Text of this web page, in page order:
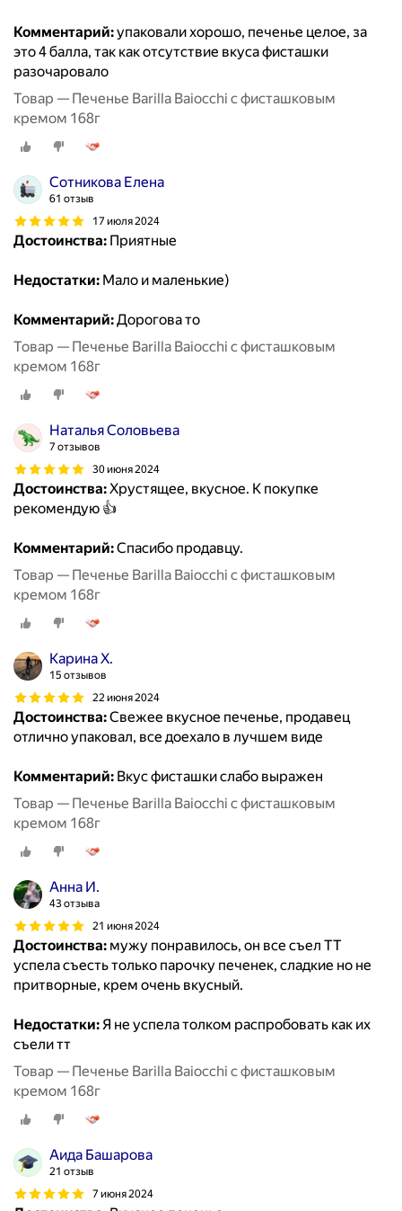
Комментарий:упаковали хорошо, печенье целое, за
это 4 балла, так как отсутствие вкуса фисташки
разочаровало
Товар — Печенье Barilla Baiocchi с фисташковым
кремом 168г
Сотникова Елена
61 отзыв
17 июля 2024
Достоинства: Приятные
Недостатки: Мало и маленькие)
Комментарий:Дорогова то
Товар — Печенье Barilla Baiocchi с фисташковым
кремом 168г
Наталья Соловьева
7 отзывов
30 июня 2024
Достоинства:Хрустящее, вкусное. К покупке
рекомендую 👍
Комментарий:Спасибо продавцу.
Товар — Печенье Barilla Baiocchi с фисташковым
кремом 168г
Карина Х.
15 отзывов
22 июня 2024
Достоинства:Свежее вкусное печенье, продавец
отлично упаковал, все доехало в лучшем виде
Комментарий: Вкус фисташки слабо выражен
Товар — Печенье Barilla Baiocchi с фисташковым
кремом 168г
Анна И.
43 отзыва
21 июня 2024
Достоинства: мужу понравилось, он все съел ТТ
успела съесть только парочку печенек, сладкие но не
притворные, крем очень вкусный.
Недостатки:Я не успела толком распробовать как их
съели тт
Товар — Печенье Barilla Baiocchi с фисташковым
кремом 168г
Аида Башарова
21 отзыв
7 июня 2024